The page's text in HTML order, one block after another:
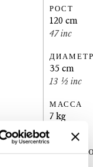
РОСТ
120cm
47inc
35cm
13 ½inc
МАССА
7kg